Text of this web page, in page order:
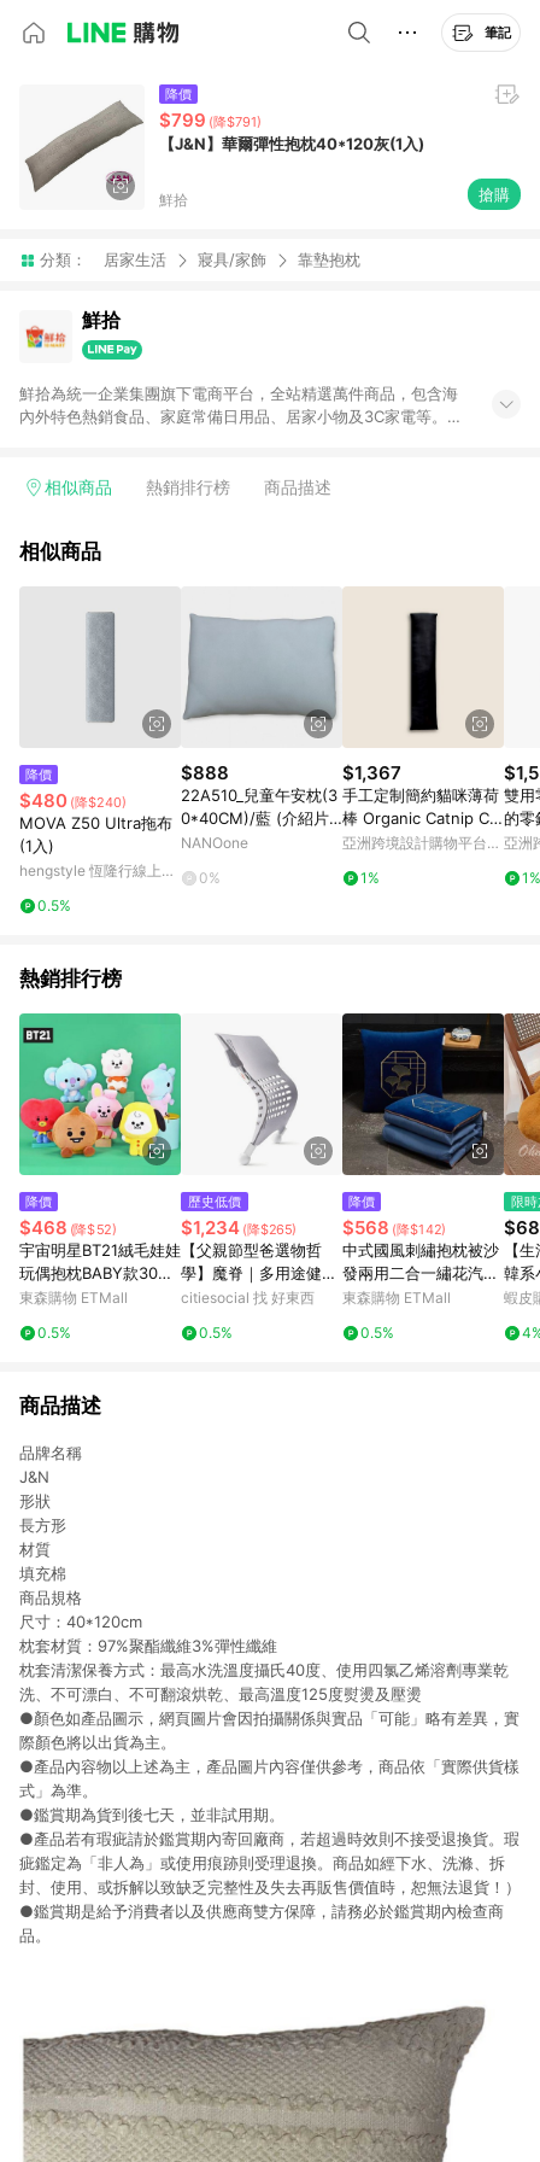
筆記
降價
$799 (降$791)
【J&N】華爾彈性抱枕40*120灰(1入)
鮮拾 搶購
分類： 居家生活 寢具/家飾 靠墊抱枕
鮮拾
鮮拾為統一企業集團旗下電商平台，全站精選萬件商品，包含海
內外特色熱銷食品、家庭常備日用品、居家小物及3C家電等。全
有好康。LINE好友招募中搜尋@10mart。 ＊特定 iPhone17 將不
相似商品 熱銷排行榜 商品描述
相似商品
降價
$480 (降$240)
MOVA Z50 Ultra拖布
(1入)
hengstyle 恆隆行線上購
0.5%
$888
22A510_兒童午安枕(3
0*40CM)/藍 (介紹片
段 27:10~34:55)
NANOone
0%
$1,367
手工定制簡約貓咪薄荷
棒 Organic Catnip Cat
Toys King Black
亞洲跨境設計購物平台
1%
雙用
的零
鑽石
亞洲
1%
熱銷排行榜
降價
$468 (降$52)
宇宙明星BT21絨毛娃娃
玩偶抱枕BABY款30公
分 9888681(BTS防彈
東森購物 ETMall
0.5%
歷史低價
$1,234 (降$265)
【父親節型爸選物哲
學】魔脊｜多用途健康
彈力腰靠 灰色
citiesocial 找 好東西
0.5%
降價
$568 (降$142)
中式國風刺繡抱枕被沙
發兩用二合一繡花汽車
車載靠枕被客廳午休被
東森購物 ETMall
0.5%
限
$68
【
韓系
花朵
型抱
蝦皮
商品描述
品牌名稱
J&N
形狀
長方形
材質
填充棉
商品規格
尺寸：40*120cm
枕套材質：97%聚酯纖維3%彈性纖維
枕套清潔保養方式：最高水洗溫度攝氏40度、使用四氯乙烯溶劑專業乾
洗、不可漂白、不可翻滾烘乾、最高溫度125度熨燙及壓燙
●顏色如產品圖示，網頁圖片會因拍攝關係與實品「可能」略有差異，實
際顏色將以出貨為主。
●產品內容物以上述為主，產品圖片內容僅供參考，商品依「實際供貨樣
式」為準。
●鑑賞期為貨到後七天，並非試用期。
●產品若有瑕疵請於鑑賞期內寄回廠商，若超過時效則不接受退換貨。瑕
疵鑑定為「非人為」或使用痕跡則受理退換。商品如經下水、洗滌、拆
封、使用、或拆解以致缺乏完整性及失去再販售價值時，恕無法退貨！）
●鑑賞期是給予消費者以及供應商雙方保障，請務必於鑑賞期內檢查商
品。